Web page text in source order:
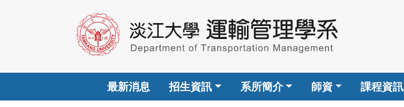
最新消息 招生資訊 系所簡介 師資 課程資訊